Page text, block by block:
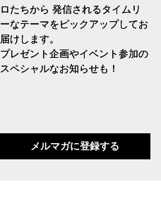
ロたちから 発信されるタイムリ
ーなテーマをピックアップしてお
届けします。
プレゼント企画やイベント参加の
スペシャルなお知らせも！
メルマガに登録する